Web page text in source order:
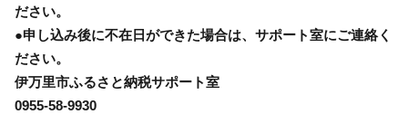
ださい。
●申し込み後に不在日ができた場合は、サポート室にご連絡く
ださい。
伊万里市ふるさと納税サポート室
0955-58-9930